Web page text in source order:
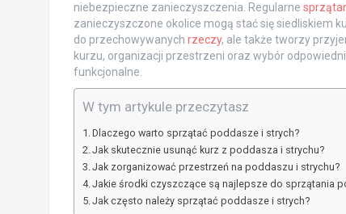
niebezpieczne zanieczyszczenia. Regularne
zanieczyszczone okolice mogą stać się siedliskiem
do przechowywanych rzeczy, ale także tworzy
kurzu, organizacji przestrzeni oraz wybór
funkcjonalne.
W tym artykule przeczytasz
Dlaczego warto sprzątać poddasze i strych?
Jak skutecznie usunąć kurz z poddasza i strychu?
Jak zorganizować przestrzeń na poddaszu i strychu?
Jakie środki czyszczące są najlepsze do sprzątania
Jak często należy sprzątać poddasze i strych?